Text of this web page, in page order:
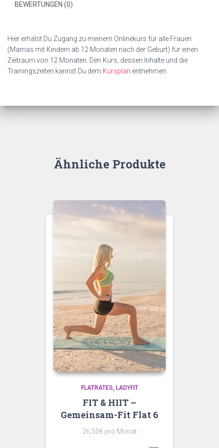
BEWERTUNGEN (0)
Hier erhälst Du Zugang zu meinem Onlinekurs für alle Frauen
(Mamas mit Kindern ab 12 Monaten nach der Geburt) für einen
Zeitraum von 12 Monaten. Den Kurs, dessen Inhalte und die
Trainingszeiten kannst Du dem Kursplan entnehmen.
Ähnliche Produkte
FLATRATES LADYFIT
FIT & HIIT –
Gemeinsam-Fit Flat 6
26,50€ pro Monat